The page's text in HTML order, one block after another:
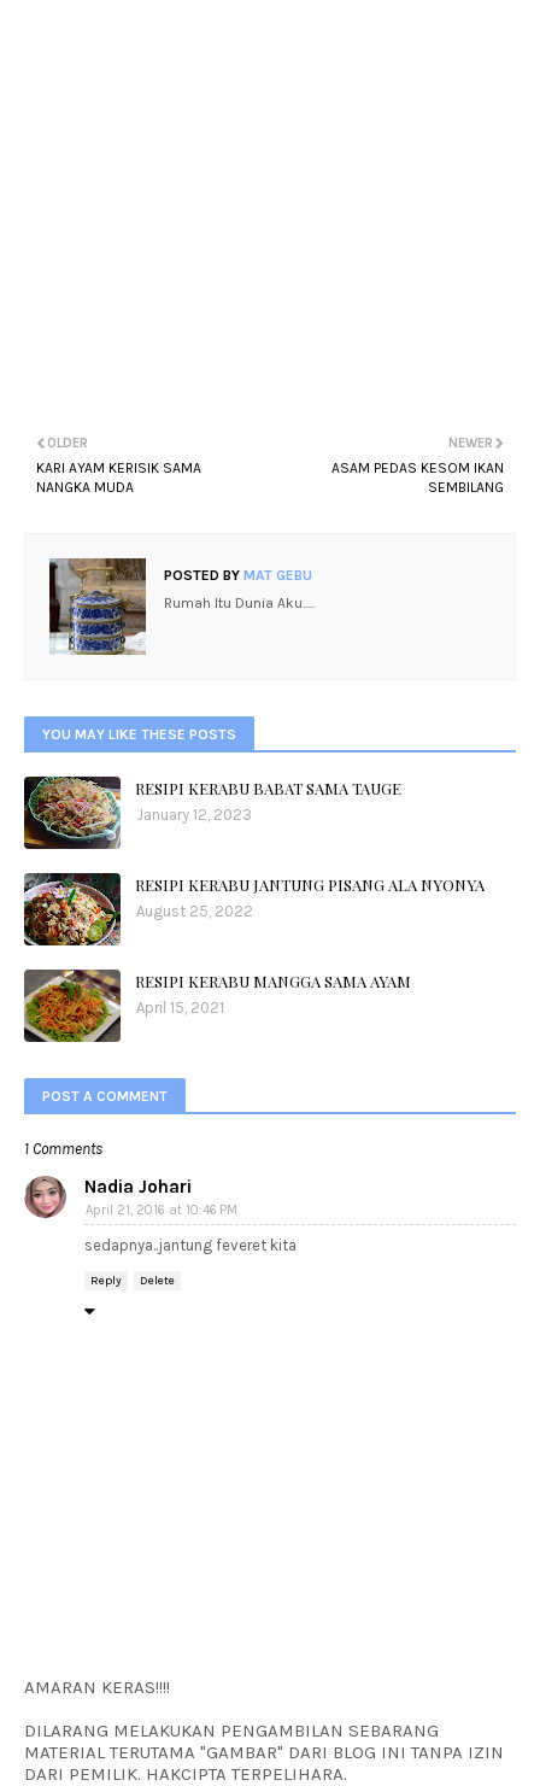
NEWER
ASAM PEDAS KESOM IKAN
SEMBILANG
OLDER
KARI AYAM KERISIK SAMA
NANGKA MUDA
POSTED BY MAT GEBU
Rumah Itu Dunia Aku.....
YOU MAY LIKE THESE POSTS
RESIPI KERABU BABAT SAMA TAUGE
January 12, 2023
RESIPI KERABU JANTUNG PISANG ALA NYONYA
August 25, 2022
RESIPI KERABU MANGGA SAMA AYAM
April 15, 2021
POST A COMMENT
1 Comments
Nadia Johari
April 21, 2016 at 10:46 PM
sedapnya..jantung feveret kita
Reply Delete
AMARAN KERAS!!!!
DILARANG MELAKUKAN PENGAMBILAN SEBARANG
MATERIAL TERUTAMA "GAMBAR" DARI BLOG INI TANPA IZIN
DARI PEMILIK. HAKCIPTA TERPELIHARA.